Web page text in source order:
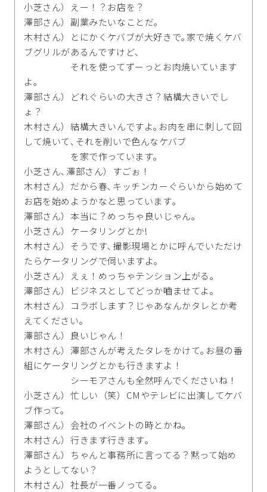
小芝さん）えー！？お店を？
澤部さん）副業みたいなことだ｡
木村さん）とにかくケバブが大好きで｡家で焼くケバ
ブグリルがあるんですけど､
それを使ってずーっとお肉焼いています
よ｡
澤部さん）どれぐらいの大きさ？結構大きいでし
ょ？
木村さん）結構大きいんですよ｡お肉を串に刺して回
して焼いて､それを削いで色んなケバブ
を家で作っています｡
小芝さん､澤部さん）すごぉ！
木村さん）だから春､キッチンカーぐらいから始めて
お店を始めようかなと思っています｡
澤部さん）本当に？めっちゃ良いじゃん｡
小芝さん）ケータリングとか!
木村さん）そうです､撮影現場とかに呼んでいただけ
たらケータリングで伺いますよ｡
小芝さん）えぇ！めっちゃテンション上がる｡
澤部さん）ビジネスとしてどっか嚙ませてよ｡
木村さん）コラボします？じゃあなんかタレとか考
えてください｡
澤部さん）良いじゃん！
木村さん）澤部さんが考えたタレをかけて｡お昼の番
組にケータリングとかも行きますよ！
シーモアさんも全然呼んでくださいね！
小芝さん）忙しい（笑）CMやテレビに出演してケバ
ブ作って｡
澤部さん）会社のイベントの時とかね｡
木村さん）行きます行きます｡
澤部さん）ちゃんと事務所に言ってる？黙って始め
ようとしてない？
木村さん）社長が一番ノってる｡